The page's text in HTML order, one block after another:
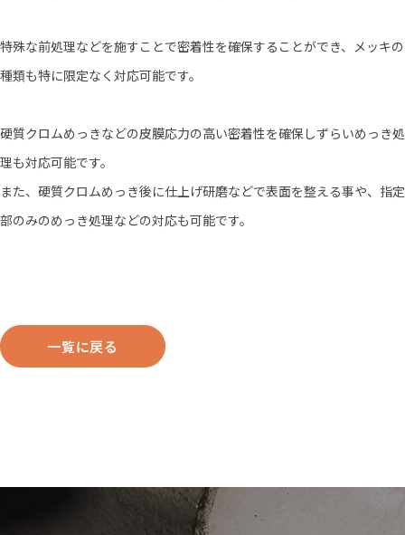
特殊な前処理などを施すことで密着性を確保することができ、メッキの
種類も特に限定なく対応可能です。
硬質クロムめっきなどの皮膜応力の高い密着性を確保しずらいめっき処
理も対応可能です。
また、硬質クロムめっき後に仕上げ研磨などで表面を整える事や、指定
部のみのめっき処理などの対応も可能です。
一覧に戻る